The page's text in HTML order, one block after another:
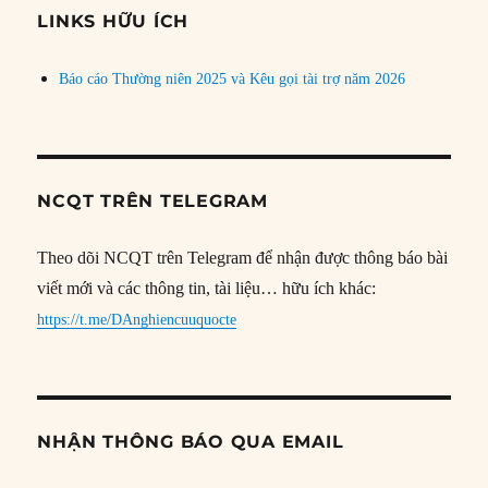
đề
LINKS HỮU ÍCH
Báo cáo Thường niên 2025 và Kêu gọi tài trợ năm 2026
NCQT TRÊN TELEGRAM
Theo dõi NCQT trên Telegram để nhận được thông báo bài
viết mới và các thông tin, tài liệu… hữu ích khác:
https://t.me/DAnghiencuuquocte
NHẬN THÔNG BÁO QUA EMAIL